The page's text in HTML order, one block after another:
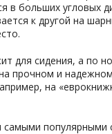
в больших угловых
к другой на
для сидения, а по
прочном и
на
популярными